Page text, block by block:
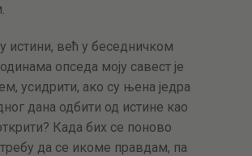
истини, већ у беседничком
опседа моју савест је
усидрити, ако су њена једра
дана одбити од истине као
Када бих се поново
да се икоме правдам, па